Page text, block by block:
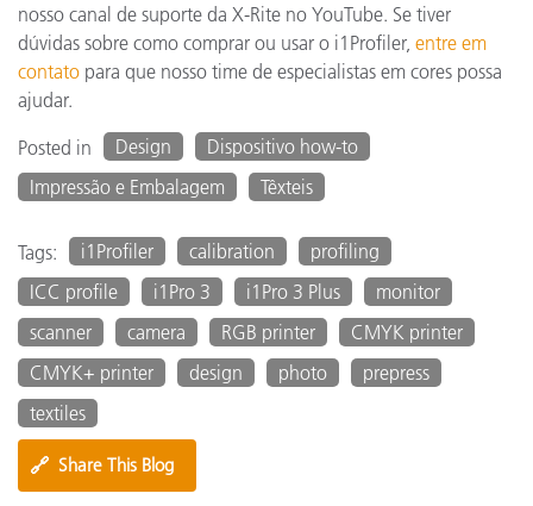
nosso canal de suporte da X-Rite no YouTube. Se tiver
dúvidas sobre como comprar ou usar o i1Profiler, entre em
contato para que nosso time de especialistas em cores possa
ajudar.
Posted in
Design
Dispositivo how-to
Impressão e Embalagem
Têxteis
Tags: i1Profiler calibration
profiling
ICC profile
i1Pro 3 i1Pro 3 Plus
monitor
scanner
camera RGB printer
CMYK printer
CMYK+ printer
design photo
prepress
textiles
🔗 Share This Blog